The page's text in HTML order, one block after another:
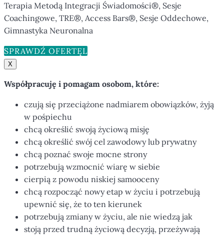
Terapia Metodą Integracji Świadomości®, Sesje
Coachingowe, TRE®, Access Bars®, Sesje Oddechowe,
Gimnastyka Neuronalna
SPRAWDŹ OFERTĘ
X
Współpracuję i pomagam osobom, które:
czują się przeciążone nadmiarem obowiązków, żyją
w pośpiechu
chcą określić swoją życiową misję
chcą określić swój cel zawodowy lub prywatny
chcą poznać swoje mocne strony
potrzebują wzmocnić wiarę w siebie
cierpią z powodu niskiej samooceny
chcą rozpocząć nowy etap w życiu i potrzebują
upewnić się, że to ten kierunek
potrzebują zmiany w życiu, ale nie wiedzą jak
stoją przed trudną życiową decyzją, przeżywają